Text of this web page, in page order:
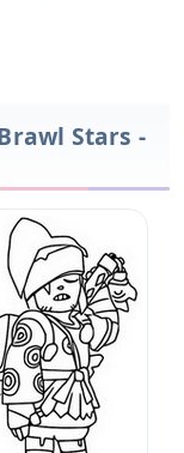
Stars -